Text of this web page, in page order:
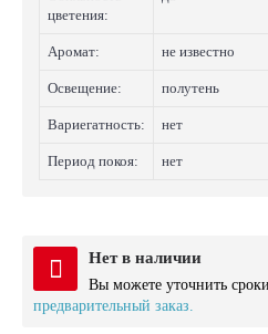
цветения:
Аромат: не известно
Освещение: полутень
Вариегатность: нет
Период покоя: нет
Нет в наличии
Вы можете уточнить
предварительный заказ.